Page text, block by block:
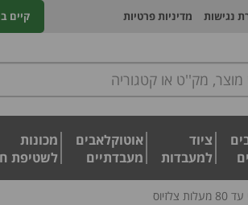
נגישות מדיניות פרטיות קיים
ציוד
למעבדות
אוטוקלאבים
מעבדתיים
מכונות
לשטיפת